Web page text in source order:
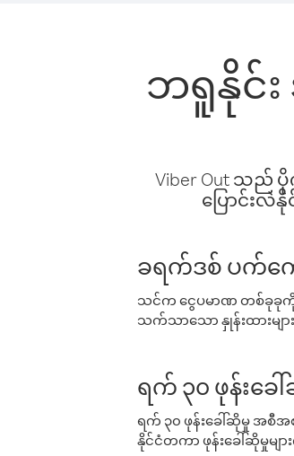
ဘရူနိုင်း
Viber Out သည်
ပြောင်းလဲ
ခရက်ဒစ် ပက်ကေ့
သင်က ငွေပမာဏ တစ်ခုခု
သက်သာသော နှုန်းထားမျာ
ရက် ၃၀ ဖုန်းခ
ရက် ၃၀ ဖုန်းခေါ်ဆိုမှု အစီ
နိုင်ငံတကာ ဖုန်းခေါ်ဆိုမှုမ